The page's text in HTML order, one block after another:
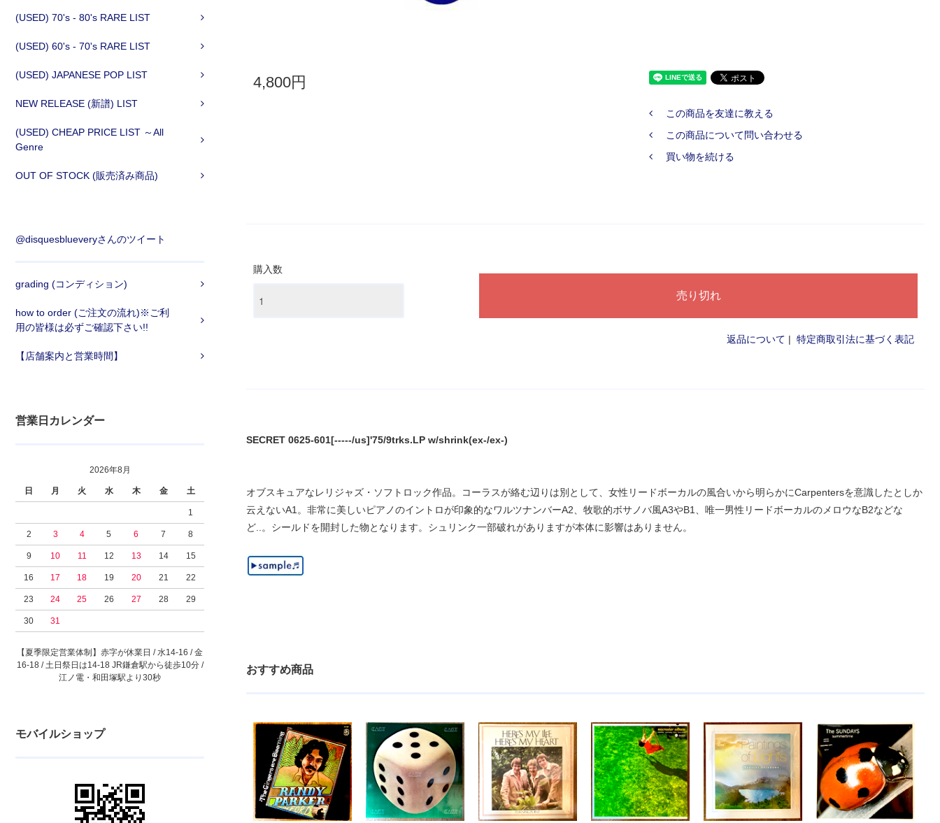
(USED) 70's - 80's RARE LIST
(USED) 60's - 70's RARE LIST
(USED) JAPANESE POP LIST
NEW RELEASE (新譜) LIST
(USED) CHEAP PRICE LIST ～All
Genre
OUT OF STOCK (販売済み商品)
@disquesblueveryさんのツイート
grading (コンディション)
how to order (ご注文の流れ)※ご利
用の皆様は必ずご確認下さい!!
【店舗案内と営業時間】
営業日カレンダー
2026年8月
日 月 火 水 木 金 土
1
2 3 4 5 6 7 8
9 10 11 12 13 14 15
16 17 18 19 20 21 22
23 24 25 26 27 28 29
30 31
【夏季限定営業体制】赤字が休業日 / 水14-16 / 金
16-18 / 土日祭日は14-18 JR鎌倉駅から徒歩10分 /
江ノ電・和田塚駅より30秒
モバイルショップ
4,800円
この商品を友達に教える
この商品について問い合わせる
買い物を続ける
購入数
返品について | 特定商取引法に基づく表記
SECRET 0625-601[-----/us]'75/9trks.LP w/shrink(ex-/ex-)
オブスキュアなレリジャズ・ソフトロック作品。コーラスが絡む辺りは別として、女性リードボーカルの風合いから明らかにCarpentersを意識したとしか
云えないA1。非常に美しいピアノのイントロが印象的なワルツナンバーA2、牧歌的ボサノバ風A3やB1、唯一男性リードボーカルのメロウなB2などな
ど..。シールドを開封した物となります。シュリンク一部破れがありますが本体に影響はありません。
おすすめ商品